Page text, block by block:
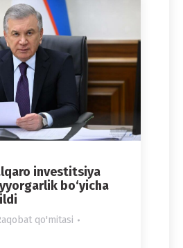
investitsiya
bo‘yicha
qo'mitasi